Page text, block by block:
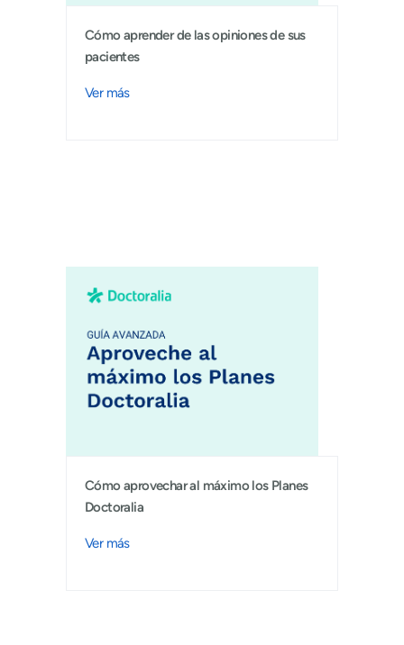
Cómo aprender de las opiniones de sus
pacientes
Ver más
Cómo aprovechar al máximo los Planes
Doctoralia
Ver más